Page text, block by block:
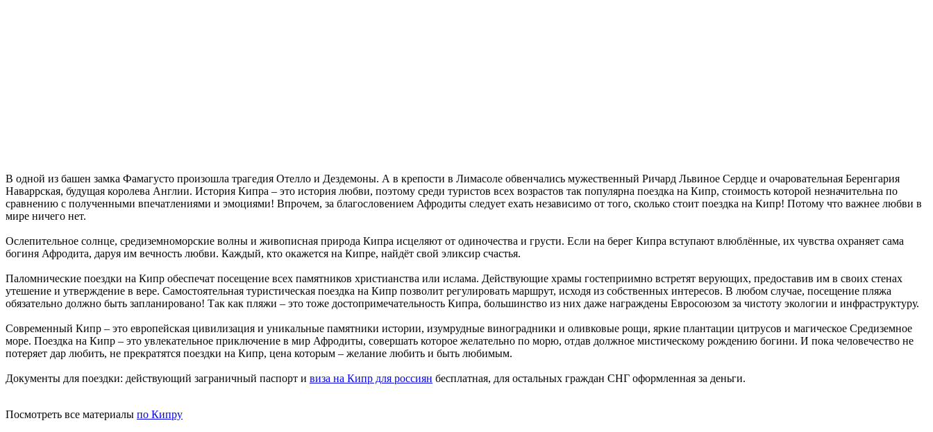
В одной из башен замка Фамагусто произошла трагедия Отелло и Дездемоны. А в крепости в Лимасоле обвенчались мужественный Ричард Львиное Сердце и очаровательная Беренгария
Наваррская, будущая королева Англии. История Кипра – это история любви, поэтому среди туристов всех возрастов так популярна поездка на Кипр, стоимость которой незначительна по
сравнению с полученными впечатлениями и эмоциями! Впрочем, за благословением Афродиты следует ехать независимо от того, сколько стоит поездка на Кипр! Потому что важнее любви в
мире ничего нет.
Ослепительное солнце, средиземноморские волны и живописная природа Кипра исцеляют от одиночества и грусти. Если на берег Кипра вступают влюблённые, их чувства охраняет сама
богиня Афродита, даруя им вечность любви. Каждый, кто окажется на Кипре, найдёт свой эликсир счастья.
Паломнические поездки на Кипр обеспечат посещение всех памятников христианства или ислама. Действующие храмы гостеприимно встретят верующих, предоставив им в своих стенах
утешение и утверждение в вере. Самостоятельная туристическая поездка на Кипр позволит регулировать маршрут, исходя из собственных интересов. В любом случае, посещение пляжа
обязательно должно быть запланировано! Так как пляжи – это тоже достопримечательность Кипра, большинство из них даже награждены Евросоюзом за чистоту экологии и инфраструктуру.
Современный Кипр – это европейская цивилизация и уникальные памятники истории, изумрудные виноградники и оливковые рощи, яркие плантации цитрусов и магическое Средиземное
море. Поездка на Кипр – это увлекательное приключение в мир Афродиты, совершать которое желательно по морю, отдав должное мистическому рождению богини. И пока человечество не
потеряет дар любить, не прекратятся поездки на Кипр, цена которым – желание любить и быть любимым.
Документы для поездки: действующий заграничный паспорт и виза на Кипр для россиян бесплатная, для остальных граждан СНГ оформленная за деньги.
Посмотреть все материалы по Кипру